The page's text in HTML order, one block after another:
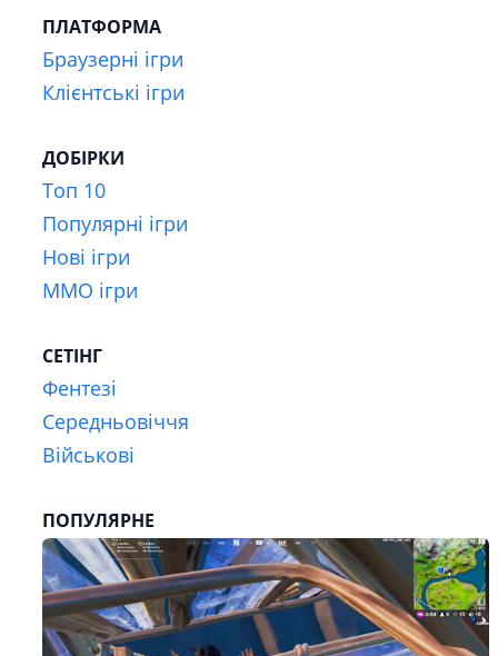
ПЛАТФОРМА
Браузерні ігри
Клієнтські ігри
ДОБІРКИ
Топ 10
Популярні ігри
Нові ігри
MMO ігри
СЕТІНГ
Фентезі
Середньовіччя
Військові
ПОПУЛЯРНЕ